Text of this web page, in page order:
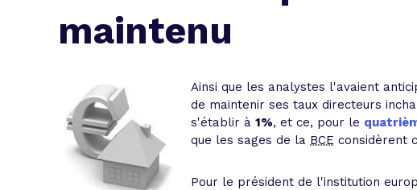
Profitez de notre expertise au meilleur taux !
Trouvez votre prêt conso au meilleur taux !
Bénéficiez de notre expertise en
maintenu
Ainsi que les analystes l'avaient
de maintenir ses taux directeurs
s'établir à 1%, et ce, pour le
que les sages de la BCE considèrent
Pour le président de l'institution